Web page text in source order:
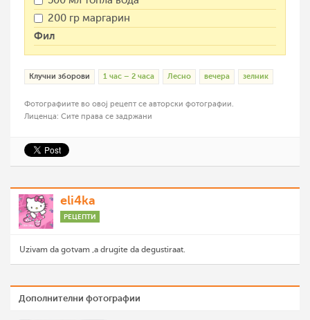
200 гр маргарин
Фил
Клучни зборови 1 час – 2 часа Лесно вечера зелник
Фотографиите во овој рецепт се авторски фотографии.
Лиценца: Сите права се задржани
eli4ka
РЕЦЕПТИ
Uzivam da gotvam ,a drugite da degustiraat.
Дополнителни фотографии